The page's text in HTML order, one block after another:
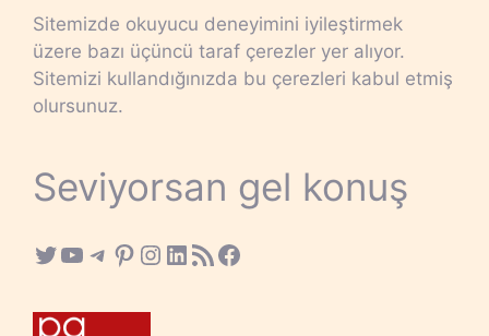
Sitemizde okuyucu deneyimini iyileştirmek
üzere bazı üçüncü taraf çerezler yer alıyor.
Sitemizi kullandığınızda bu çerezleri kabul etmiş
olursunuz.
Seviyorsan gel konuş
Twitter
YouTube
Telegram
Pinterest
Instagram
LinkedIn
RSS FeedFacebook